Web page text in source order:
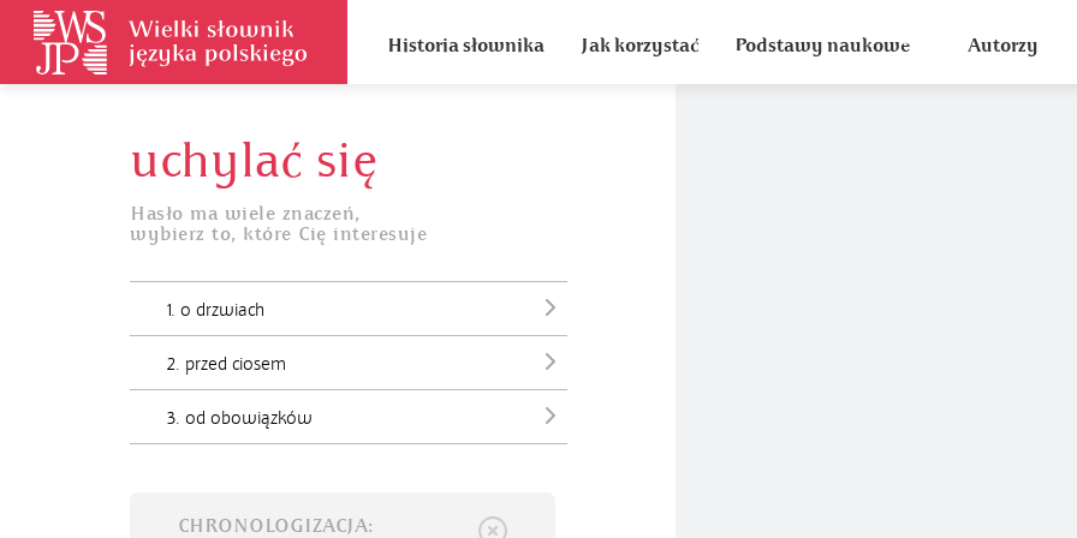
Historia słownika Jak korzystać Podstawy naukowe Autorzy
uchylać się
Hasło ma wiele znaczeń,
wybierz to, które Cię interesuje
1. o drzwiach
2. przed ciosem
3. od obowiązków
CHRONOLOGIZACJA: